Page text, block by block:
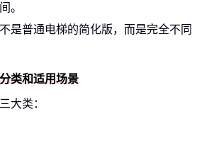
。
是普通电梯的简化版，而是完全不同
类和适用场景
大类：